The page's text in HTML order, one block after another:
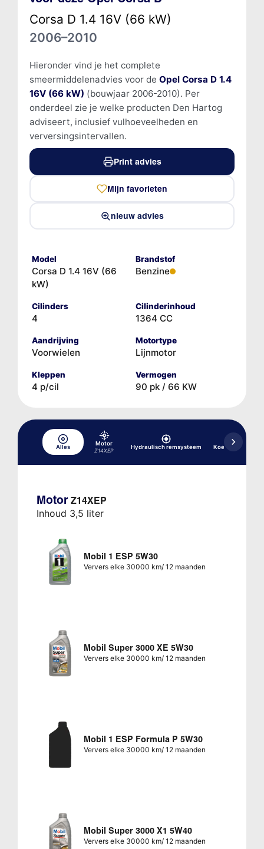
Corsa D 1.4 16V (66 kW)
2006–2010
Hieronder vind je het complete
smeermiddelenadvies voor de Opel Corsa D 1.4
16V (66 kW) (bouwjaar 2006-2010). Per
onderdeel zie je welke producten Den Hartog
adviseert, inclusief vulhoeveelheden en
verversingsintervallen.
Print advies
Mijn favorieten
nieuw advies
Model
Corsa D 1.4 16V (66
kW)
Brandstof
Benzine
Cilinders
4
Cilinderinhoud
1364 CC
Aandrijving
Voorwielen
Motortype
Lijnmotor
Kleppen
4 p/cil
Vermogen
90 pk / 66 KW
Alles
Motor
Z14XEP
Hydraulisch remsysteem Koelsysteem
Motor Z14XEP
Inhoud 3,5 liter
Mobil 1 ESP 5W30
Ververs elke 30000 km/ 12 maanden
Mobil Super 3000 XE 5W30
Ververs elke 30000 km/ 12 maanden
Mobil 1 ESP Formula P 5W30
Ververs elke 30000 km/ 12 maanden
Mobil Super 3000 X1 5W40
Ververs elke 30000 km/ 12 maanden